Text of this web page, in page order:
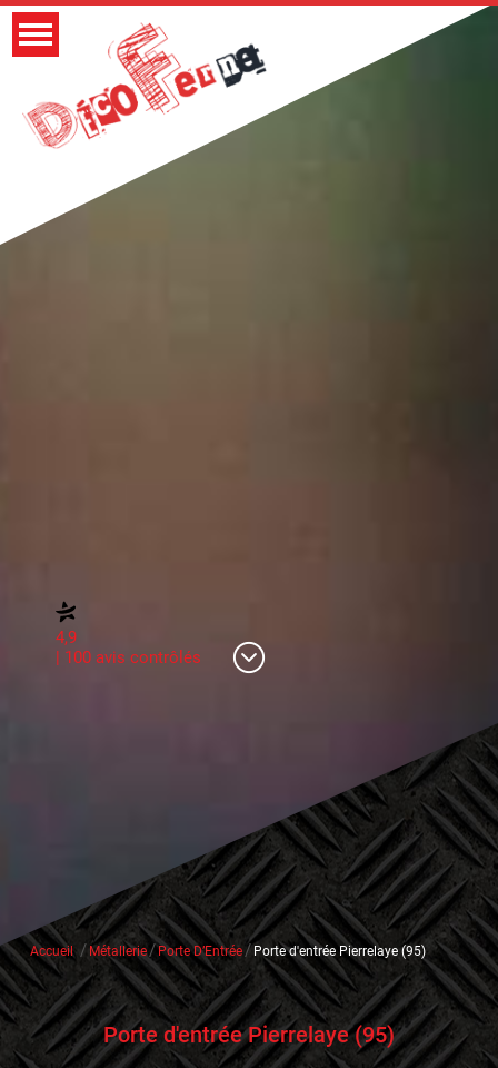
4,9
| 100 avis contrôlés
Accueil / Métallerie/ Porte D’Entrée/ Porte d'entrée Pierrelaye (95)
Porte d'entrée Pierrelaye (95)